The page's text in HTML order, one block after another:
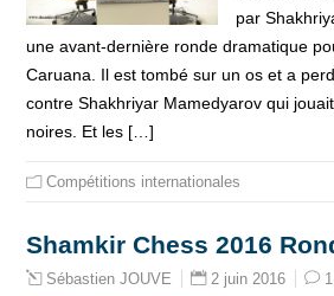
par
une avant-dernière ronde dramatique
Caruana. Il est tombé sur un os et a
contre Shakhriyar Mamedyarov qui
noires. Et les […]
Compétitions internationales
Shamkir Chess 2016
Sébastien JOUVE 2 juin 2016